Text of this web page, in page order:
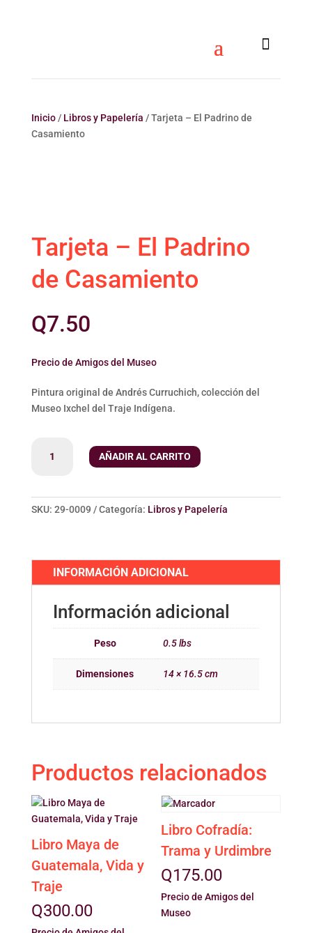
Inicio/ Libros y Papelería / Tarjeta – El Padrino de
Casamiento
Tarjeta – El Padrino
de Casamiento
Q7.50
Precio de Amigos del Museo
Pintura original de Andrés Curruchich, colección del
Museo Ixchel del Traje Indígena.
de
AÑADIR AL CARRITO
SKU: 29-0009 Categoría: Libros y Papelería
INFORMACIÓN ADICIONAL
Información adicional
Peso 0.5 lbs
Dimensiones 14 × 16.5 cm
Productos relacionados
Libro Maya de
Guatemala, Vida y
Traje
Q300.00
Libro Cofradía:
Trama y Urdimbre
Q175.00
Precio de Amigos del
Museo